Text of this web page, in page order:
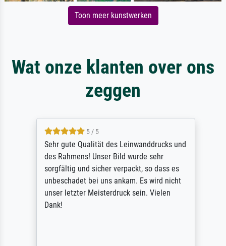
Toon meer kunstwerken
Wat onze klanten over ons
zeggen
5 / 5
Sehr gute Qualität des Leinwanddrucks und
des Rahmens! Unser Bild wurde sehr
sorgfältig und sicher verpackt, so dass es
unbeschadet bei uns ankam. Es wird nicht
unser letzter Meisterdruck sein. Vielen
Dank!